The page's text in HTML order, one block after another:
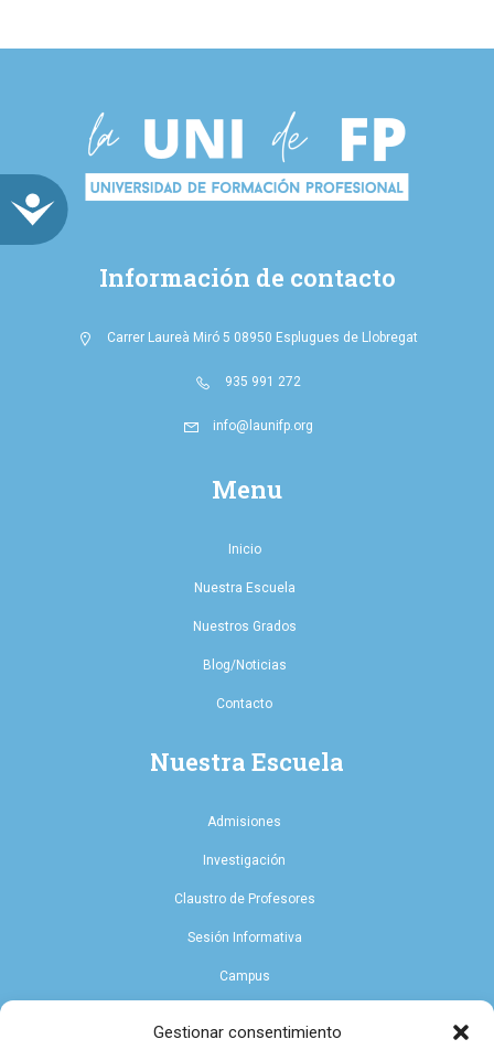
ACCESIBILIDAD
Gestionar consentimiento
Información de contacto
Carrer Laureà Miró 5 08950 Esplugues de Llobregat
935 991 272
info@launifp.org
Menu
Inicio
Nuestra Escuela
Nuestros Grados
Blog/Noticias
Contacto
Nuestra Escuela
Admisiones
Investigación
Claustro de Profesores
Sesión Informativa
Campus